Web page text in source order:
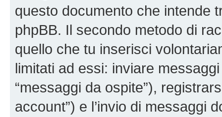
questo documento che intende
phpBB. Il secondo metodo di
quello che tu inserisci
limitati ad essi: inviare
“messaggi da ospite”),
account”) e l’invio di messaggi